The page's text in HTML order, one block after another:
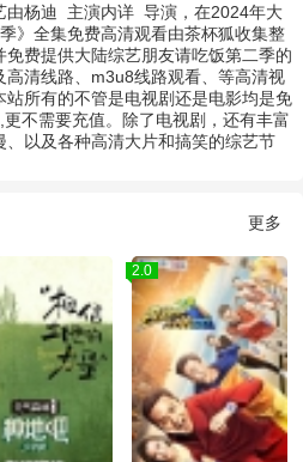
由杨迪 主演内详 导演，在2024年大
》全集免费高清观看由茶杯狐收集整
费提供大陆综艺朋友请吃饭第二季的
清线路、m3u8线路观看、等高清视
所有的不管是电视剧还是电影均是免
不需要充值。除了电视剧，还有丰富
以及各种高清大片和搞笑的综艺节
更多
2.0